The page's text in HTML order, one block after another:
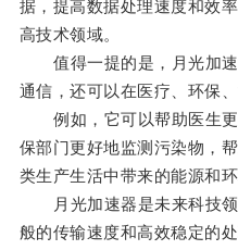
据，提高数据处理速度和效
高技术领域。
值得一提的是，月光加速
通信，还可以在医疗、环保
例如，它可以帮助医生更
保部门更好地监测污染物，
类生产生活中带来的能源和环
月光加速器是未来科技领
般的传输速度和高效稳定的